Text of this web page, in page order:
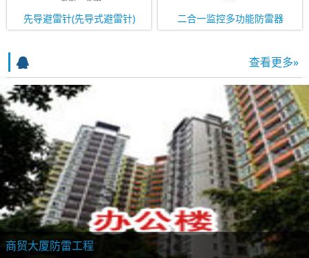
先导避雷针(先导式避雷针) 二合一监控多功能防雷器
查看更多»
商贸大厦防雷工程